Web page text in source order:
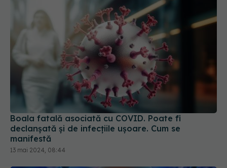
Boala fatală asociată cu COVID. Poate fi
declanșată și de infecțiile ușoare. Cum se
manifestă
13 mai 2024, 08:44